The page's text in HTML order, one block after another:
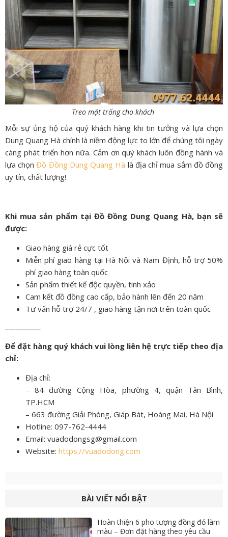
Treo mặt trống cho khách
Mỗi sự ủng hộ của quý khách hàng khi tin tưởng và lựa chọn
Dung Quang Hà chính là niềm động lực to lớn để chúng tôi ngày
càng phát triển hơn nữa. Cảm ơn quý khách luôn đồng hành và
lựa chọnĐồ Đồng Dung Quang Hà là địa chỉ mua sắm đồ đồng
uy tín, chất lượng!
Khi mua sản phẩm tại Đồ Đồng Dung Quang Hà, bạn sẽ
được:
Giao hàng giá rẻ cực tốt
Miễn phí giao hàng tại Hà Nội và Nam Định, hỗ trợ 50%
phí giao hàng toàn quốc
Sản phẩm thiết kế độc quyền, tinh xảo
Cam kết đồ đồng cao cấp, bảo hành lên đến 20 năm
Tư vấn hỗ trợ 24/7 , giao hàng tận nơi trên toàn quốc
Để đặt hàng quý khách vui lòng liên hệ trực tiếp theo địa
chỉ:
Địa chỉ:
– 84 đường Cộng Hòa, phường 4, quận Tân Bình,
TP.HCM
– 663 đường Giải Phóng, Giáp Bát, Hoàng Mai, Hà Nội
Hotline: 097-762-4444
Email: vuadodongsg@gmail.com
Website: https://vuadodong.com
BÀI VIẾT NỔI BẬT
Hoàn thiện 6 pho tượng đồng đỏ làm
màu – Đơn đặt hàng theo yêu cầu